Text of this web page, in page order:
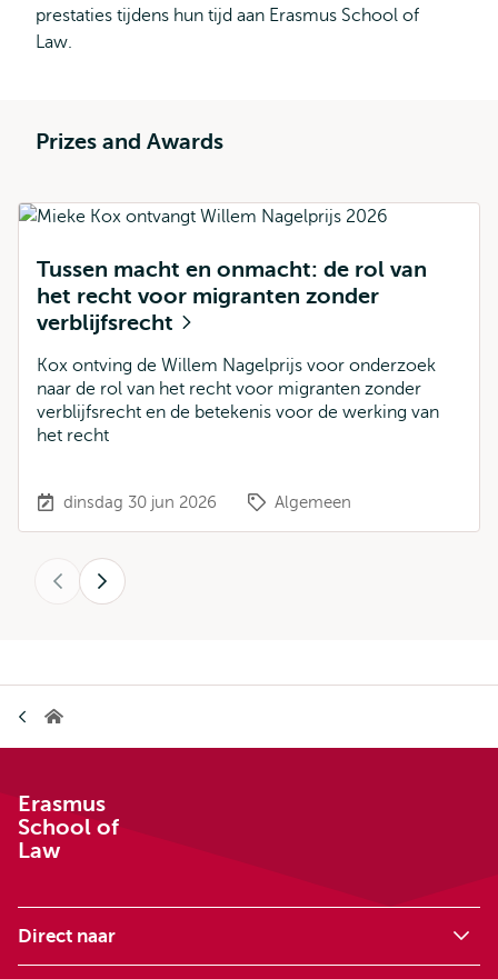
prestaties tijdens hun tijd aan Erasmus School of
Law.
Prizes and Awards
Tussen macht en onmacht: de rol van
het recht voor migranten zonder
verblijfsrecht
Kox ontving de Willem Nagelprijs voor onderzoek
naar de rol van het recht voor migranten zonder
verblijfsrecht en de betekenis voor de werking van
het recht
dinsdag 30 jun 2026 Algemeen
Volgende
Erasmus
Erasmus
School of
Law
Direct naar